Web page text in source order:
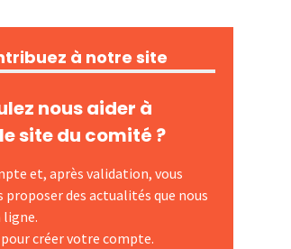
à notre site
nous aider à
site du comité ?
et, après validation, vous
proposer des actualités que nous
pour créer votre compte.